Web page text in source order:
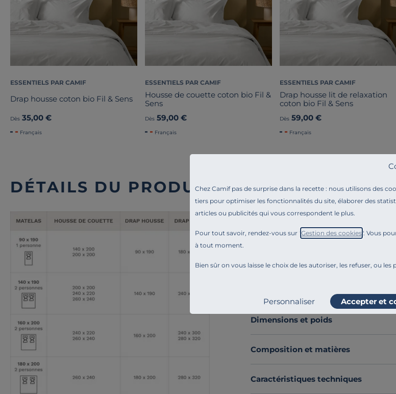
Chez Camif pas de surprise dans la recette : nous utilisons des
tiers pour optimiser les fonctionnalités du site, élaborer des
articles ou publicités qui vous correspondent le plus.
Pour tout savoir, rendez-vous sur " Gestion des cookies". Vous
à tout moment.
Bien sûr on vous laisse le choix de les autoriser, les refuser, ou les
Personnaliser Accepter et
ESSENTIELS PAR CAMIF
Drap housse coton bio Fil & Sens
Dès 35,00 €
Français
ESSENTIELS PAR CAMIF
Housse de couette coton bio Fil &
Sens
Dès 59,00 €
Français
ESSENTIELS PAR CAMIF
Drap housse lit de relaxation
coton bio Fil & Sens
Dès 59,00 €
Français
DÉTAILS DU PRODUIT
Référence : 100191954301
À la recherche d’un drap pour
drap Fil & Sensencoton 100 %
Fabriqué avec soin en France, il se
Laissez-vous séduire par ce drap et
Découvrez toute notre sélection :
Dimensions et poids
Composition et matières
Caractéristiques techniques